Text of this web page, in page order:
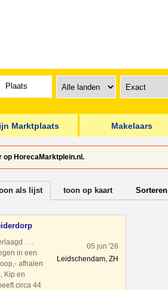
Marktplaats Makelaars
op HorecaMarktplein.nl.
Sorteren
als lijst toon op kaart
. . .
in een
afhalen
Kip en
circa 44
05 jun '26
Leidschendam, ZH